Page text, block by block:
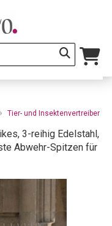
Tier- und Insektenvertreiber
3-reihig Edelstahl,
Abwehr-Spitzen für